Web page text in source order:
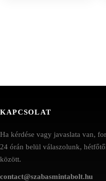
KAPCSOLAT
Ha kérdése vagy javaslata van,
24 órán belül válaszolunk,
között.
contact@szabasmintabolt.hu